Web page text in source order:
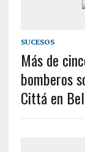
SUCESOS
Más de
bomberos
Cittá en